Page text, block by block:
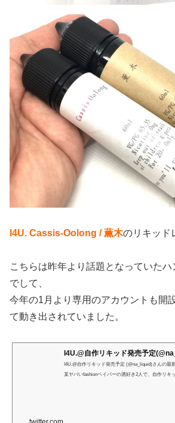
I4U. Cassis-Oolong / 薫木のリキッド
こちらは昨年より話題となっていた
でして、
今年の1月より専用のアカウントも開
て動き出されていました。
I4U.@自作リキッド発売予定
I4U.@自作リキッド発売予定 (@na_liquid)さんの最
某ヤバいfashionベイパーの酒好き2人で、自作リキ